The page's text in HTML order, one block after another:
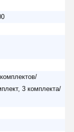
3 комплекта/